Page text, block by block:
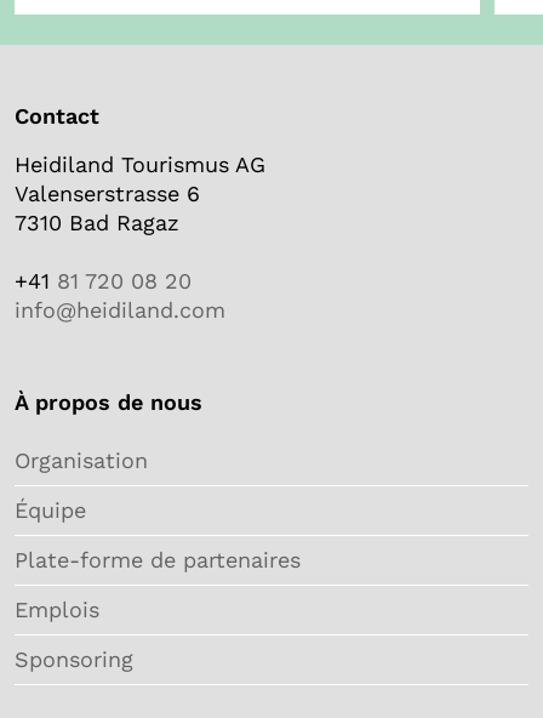
Contact
Heidiland Tourismus AG
Valenserstrasse 6
7310 Bad Ragaz
+41 81 720 08 20
info@heidiland.com
À propos de nous
Organisation
Équipe
Plate-forme de partenaires
Emplois
Sponsoring